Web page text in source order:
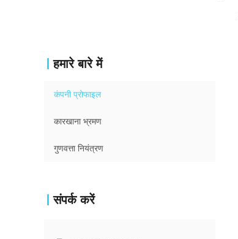
हमारे बारे में
कंपनी प्रोफाइल
कारखाना भ्रमण
गुणवत्ता नियंत्रण
संपर्क करें